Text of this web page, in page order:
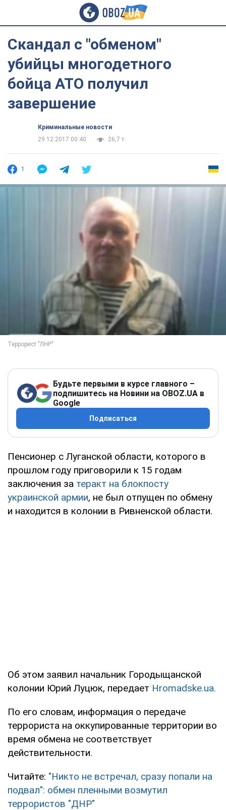
Скандал с "обменом"
убийцы многодетного
бойца АТО получил
завершение
Криминальные новости
29.12.2017 00:40
26,7 т.
1
Будьте первыми в курсе главного –
подпишитесь на Новини на OBOZ.UA в
Google
Подписаться
Пенсионер с Луганской области, которого в
прошлом году приговорили к 15 годам
заключения за теракт на блокпосту
украинской армии, не был отпущен по обмену
и находится в колонии в Ривненской области.
Об этом заявил начальник Городыщанской
колонии Юрий Луцюк, передает Hromadske.ua.
По его словам, информация о передаче
террориста на оккупированные территории во
время обмена не соответствует
действительности.
Читайте: "Никто не встречал, сразу попали на
подвал": обмен пленными возмутил
террористов "ДНР"